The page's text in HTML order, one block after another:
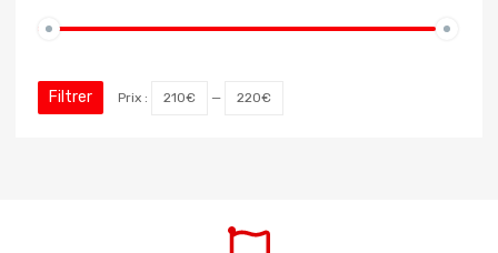
Filtrer Prix : 210€ — 220€